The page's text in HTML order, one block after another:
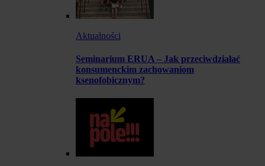
Aktualności
Seminarium ERUA – Jak przeciwdziałać
konsumenckim zachowaniom
ksenofobicznym?